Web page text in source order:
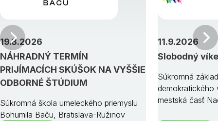
NÁHRADNÝ TERMÍN
PRIJÍMACÍCH SKÚŠOK NA VYŠŠIE
ODBORNÉ ŠTÚDIUM
19.8.2026
Súkromná škola umeleckého priemyslu
Bohumila Baču, Bratislava-Ružinov
Slobodný
11.9.2026
Súkromná
demokratického
mestská časť
Predchádzajúci